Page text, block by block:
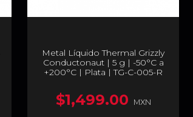
Metal Líquido Thermal Grizzly
Conductonaut | 5 g | -50°C a
+200°C | Plata | TG-C-005-R
$1,499.00 MXN